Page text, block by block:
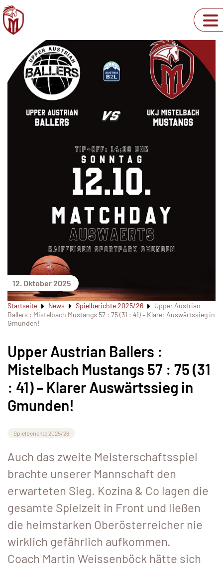
12. Oktober 2025
Startseite News Spielberichte 2025/26
Upper Austrian
Ballers : Mistelbach Mustangs 57 : 75 (31 : 41) – Klarer Auswärtssieg in
Gmunden!
Upper Austrian Ballers :
Mistelbach Mustangs 57 : 75 (31
: 41) – Klarer Auswärtssieg in
Gmunden!
Spielberichte 2025/26
Auch das zweite Meisterschaftsspiel
brachte unserer Mannschaft den
erwarteten Sieg. Kozina & Co lagen die
gesamte Spielzeit in Front und ließen
die heimstarken Oberösterreicher nie
wirklich gefährlich aufkommen.
Coach Martin Weissenböck hätte sich